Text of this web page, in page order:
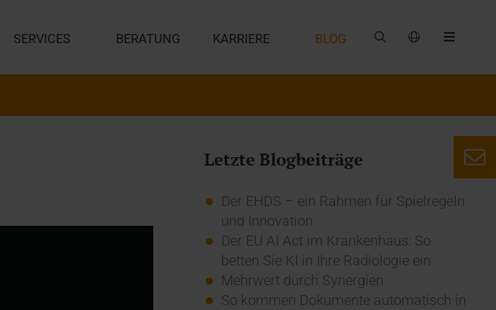
SERVICES BERATUNG KARRIERE BLOG
Letzte Blogbeiträge
Der EHDS – ein Rahmen für Spielregeln
und Innovation
Der EU AI Act im Krankenhaus: So
betten Sie KI in Ihre Radiologie ein
Mehrwert durch Synergien
So kommen Dokumente automatisch in